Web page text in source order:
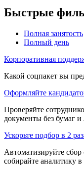
Быстрые
Полная занятость
Полный день
Корпоративная
Какой соцпакет вы
Оформляйте
Проверяйте
документы без бумаг
Ускорьте подбор в 2
Автоматизируйте сбор
собирайте аналитику в